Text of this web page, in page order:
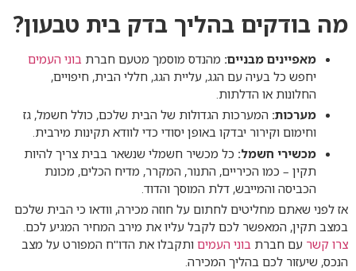
מה בודקים בהליך בדק בית טבעון?
מאפיינים מבניים: מהנדס מוסמך מטעם חברת בוני העמים
יחפש כל בעיה עם הגג, עליית הגג, חללי הבית, חיפויים,
החלונות או הדלתות.
מערכות: המערכות הגדולות של הבית שלכם, כולל חשמל, גז
וחימום וקירור יבדקו באופן יסודי כדי לוודא תקינות מירבית.
מכשירי חשמל: כל מכשיר חשמלי שנשאר בבית צריך להיות
תקין – כמו הכיריים, התנור, המקרר, מדיח הכלים, מכונת
הכביסה והמייבש, דלת המוסך והדוד.
אז לפני שאתם מחליטים לחתום על חוזה מכירה, וודאו כי הבית שלכם
במצב תקין, המאפשר לכם לקבל עליו את מירב המחיר המגיע לכם.
צרו קשר עם חברת בוני העמים ותקבלו את הדו"ח המפורט על מצב
הנכס, שיעזור לכם בהליך המכירה.